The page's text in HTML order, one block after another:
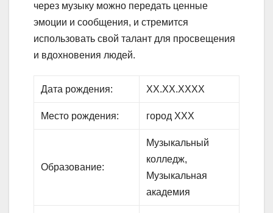
через музыку можно передать ценные
эмоции и сообщения, и стремится
использовать свой талант для просвещения
и вдохновения людей.
Дата рождения: XX.XX.XXXX
Место рождения: город ХХХ
Образование:
Музыкальный
колледж,
Музыкальная
академия